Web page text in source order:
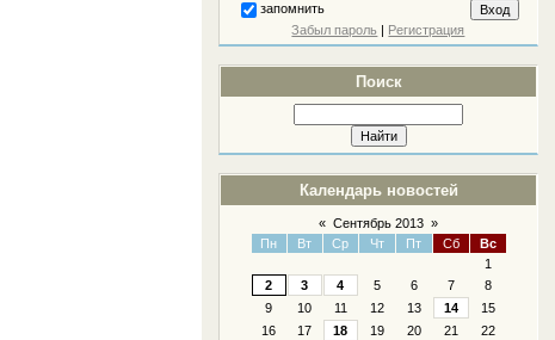
запомнить
Забыл пароль | Регистрация
Поиск
Календарь новостей
« Сентябрь 2013 »
Пн
Вт Ср Чт Пт Сб
Вс
1
2
3 4 5 6 7
8
9
10 11 12 13 14
15
16
17 18 19 20 21
22